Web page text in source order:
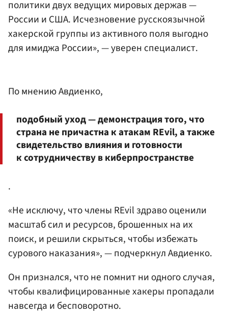
политики двух ведущих мировых держав —
России и США. Исчезновение русскоязычной
хакерской группы из активного поля выгодно
для имиджа России», — уверен специалист.
По мнению Авдиенко,
подобный уход — демонстрация того, что
страна не причастна к атакам REvil, а также
свидетельство влияния и готовности
к сотрудничеству в киберпространстве
.
«Не исключу, что члены REvil здраво оценили
масштаб сил и ресурсов, брошенных на их
поиск, и решили скрыться, чтобы избежать
сурового наказания», — подчеркнул Авдиенко.
Он признался, что не помнит ни одного случая,
чтобы квалифицированные хакеры пропадали
навсегда и бесповоротно.